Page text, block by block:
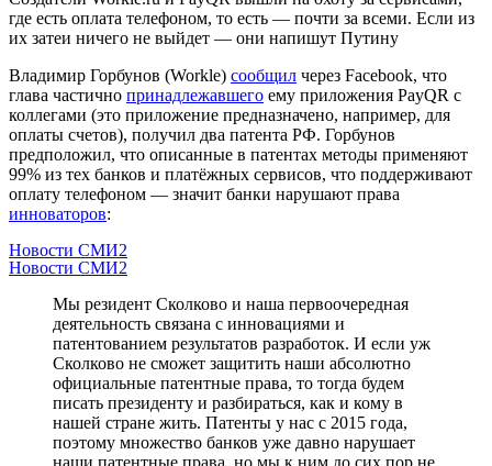
где есть оплата телефоном, то есть — почти за всеми. Если из
их затеи ничего не выйдет — они напишут Путину
Владимир Горбунов (Workle) сообщил через Facebook, что
глава частично принадлежавшего ему приложения PayQR с
коллегами (это приложение предназначено, например, для
оплаты счетов), получил два патента РФ. Горбунов
предположил, что описанные в патентах методы применяют
99% из тех банков и платёжных сервисов, что поддерживают
оплату телефоном — значит банки нарушают права
инноваторов:
Новости СМИ2
Новости СМИ2
Мы резидент Сколково и наша первоочередная
деятельность связана с инновациями и
патентованием результатов разработок. И если уж
Сколково не сможет защитить наши абсолютно
официальные патентные права, то тогда будем
писать президенту и разбираться, как и кому в
нашей стране жить. Патенты у нас с 2015 года,
поэтому множество банков уже давно нарушает
наши патентные права, но мы к ним до сих пор не